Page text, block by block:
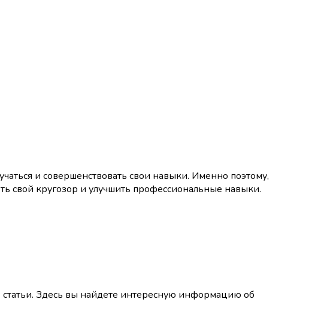
и совершенствовать свои навыки. Именно поэтому,
свой кругозор и улучшить профессиональные навыки.
Здесь вы найдете интересную информацию об